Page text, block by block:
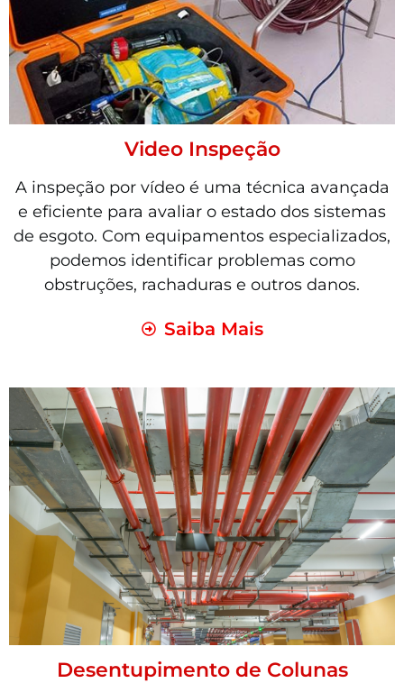
Video Inspeção
A inspeção por vídeo é uma técnica avançada
e eficiente para avaliar o estado dos sistemas
de esgoto. Com equipamentos especializados,
podemos identificar problemas como
obstruções, rachaduras e outros danos.
Saiba Mais
Desentupimento de Colunas